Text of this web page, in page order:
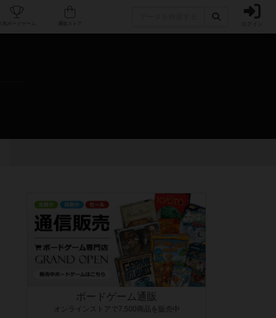
人気ボードゲーム ログイン
ボードゲーム通販
オンラインストアで7,500商品を販売中